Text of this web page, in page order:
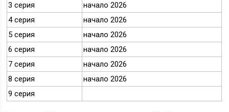
3 серия
начало 2026
4 серия
начало 2026
5 серия
начало 2026
6 серия
начало 2026
7 серия
начало 2026
8 серия
начало 2026
9 серия